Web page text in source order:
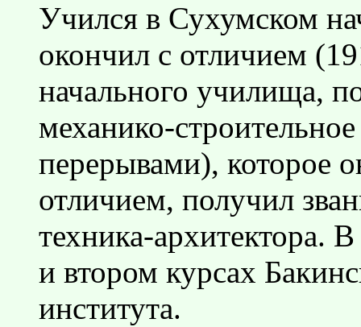
Учился в Сухумском
окончил с отличием
начального училища,
механико-
перерывами), которое
отличием, получил
техника-архитектора.
и втором курсах
института.